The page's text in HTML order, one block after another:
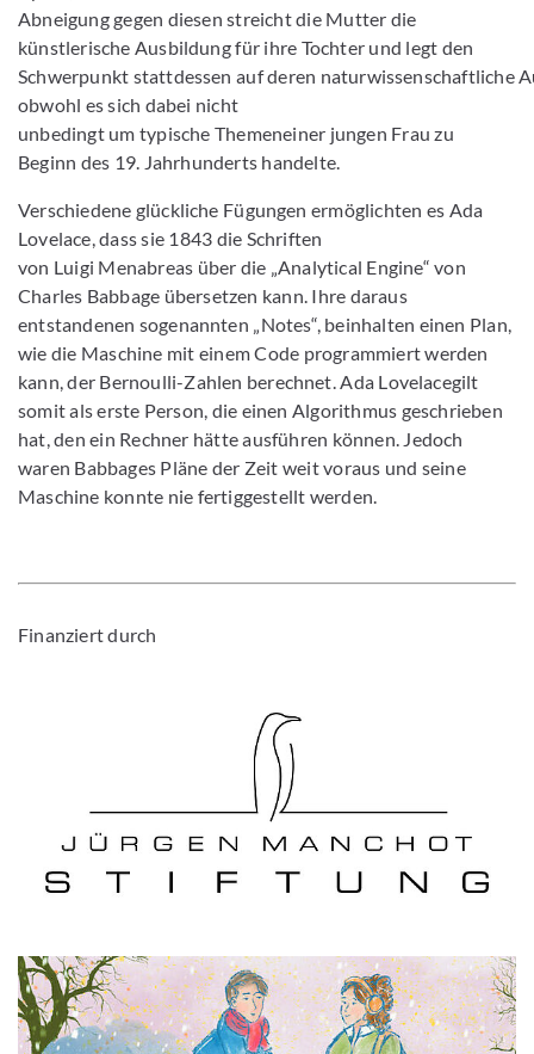
Abneigung gegen diesen streicht die Mutter die
künstlerische Ausbildung für ihre Tochter und legt den
Schwerpunkt stattdessen auf deren naturwissenschaftliche
obwohl es sich dabei nicht
unbedingt um typische Themeneiner jungen Frau zu
Beginn des 19. Jahrhunderts handelte.
Verschiedene glückliche Fügungen ermöglichten es Ada
Lovelace, dass sie 1843 die Schriften
von Luigi Menabreas über die „Analytical Engine“ von
Charles Babbage übersetzen kann. Ihre daraus
entstandenen sogenannten „Notes“, beinhalten einen Plan,
wie die Maschine mit einem Code programmiert werden
kann, der Bernoulli-Zahlen berechnet. Ada Lovelacegilt
somit als erste Person, die einen Algorithmus geschrieben
hat, den ein Rechner hätte ausführen können. Jedoch
waren Babbages Pläne der Zeit weit voraus und seine
Maschine konnte nie fertiggestellt werden.
Finanziert durch